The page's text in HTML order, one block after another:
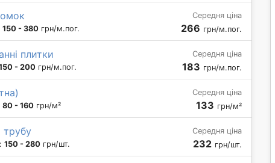
150 - 380 грн/м.пог.
Середня ціна
266 грн/м.пог.
плитки
- 200 грн/м.пог.
Середня ціна
183 грн/м.пог.
80 - 160 грн/м²
Середня ціна
133 грн/м²
трубу
150 - 280 грн/шт.
Середня ціна
232 грн/шт.